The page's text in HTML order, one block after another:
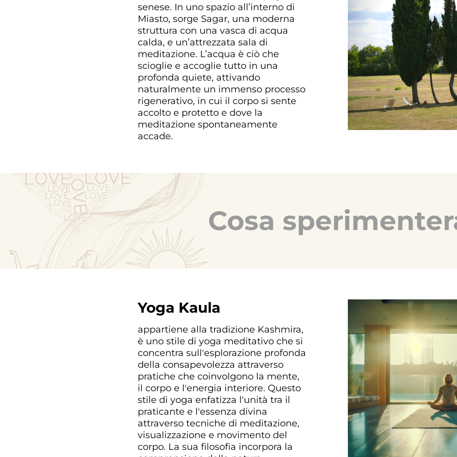
senese. In uno spazio all’interno di
Miasto, sorge Sagar, una moderna
struttura con una vasca di acqua
calda, e un’attrezzata sala di
meditazione. L’acqua è ciò che
scioglie e accoglie tutto in una
profonda quiete, attivando
naturalmente un immenso processo
rigenerativo, in cui il corpo si sente
accolto e protetto e dove la
meditazione spontaneamente
accade.
Cosa
Yoga Kaula
appartiene alla tradizione Kashmira,
è uno stile di yoga meditativo che si
concentra sull'esplorazione profonda
della consapevolezza attraverso
pratiche che coinvolgono la mente,
il corpo e l'energia interiore. Questo
stile di yoga enfatizza l'unità tra il
praticante e l'essenza divina
attraverso tecniche di meditazione,
visualizzazione e movimento del
corpo. La sua filosofia incorpora la